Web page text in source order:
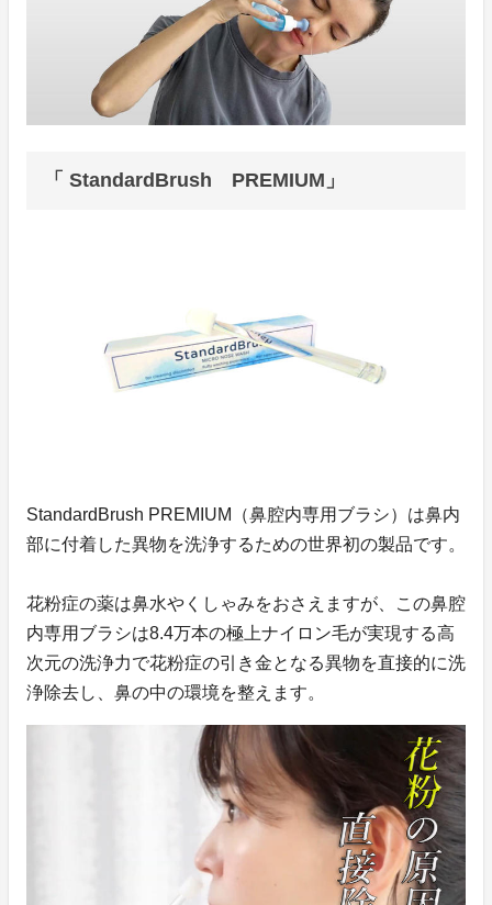
「 StandardBrush PREMIUM」
StandardBrush PREMIUM（鼻腔内専用ブラシ）は鼻内
部に付着した異物を洗浄するための世界初の製品です。
花粉症の薬は鼻水やくしゃみをおさえますが、この鼻腔
内専用ブラシは8.4万本の極上ナイロン毛が実現する高
次元の洗浄力で花粉症の引き金となる異物を直接的に洗
浄除去し、鼻の中の環境を整えます。